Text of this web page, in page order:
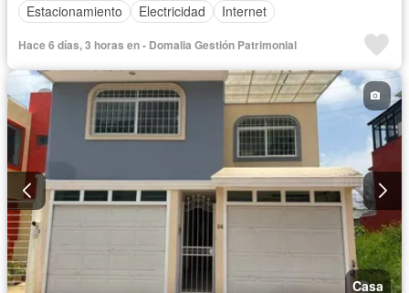
Estacionamiento
Electricidad Internet
Hace 6 días, 3 horas en - Domalia Gestión Patrimonial
Casa